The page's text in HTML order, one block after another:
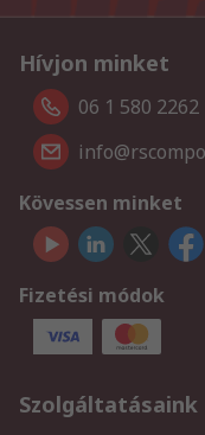
Hívjon minket
06 1 580 2262
Kövessen minket
Fizetési módok
Szolgáltatásaink